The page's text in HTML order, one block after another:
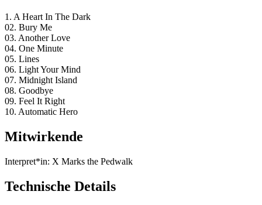
1. A Heart In The Dark
02. Bury Me
03. Another Love
04. One Minute
05. Lines
06. Light Your Mind
07. Midnight Island
08. Goodbye
09. Feel It Right
10. Automatic Hero
Mitwirkende
Interpret*in: X Marks the Pedwalk
Technische Details